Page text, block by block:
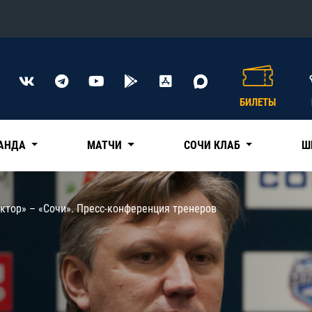
Конференция «Восток»
Нефтехимик
Трактор
Дивизион Чернышева
Авангард
Адмирал
КХЛ
БИЛЕТЫ
МАТЧИ СОЧИ КЛАБ
– «Сочи». Пресс-конференция тренеров